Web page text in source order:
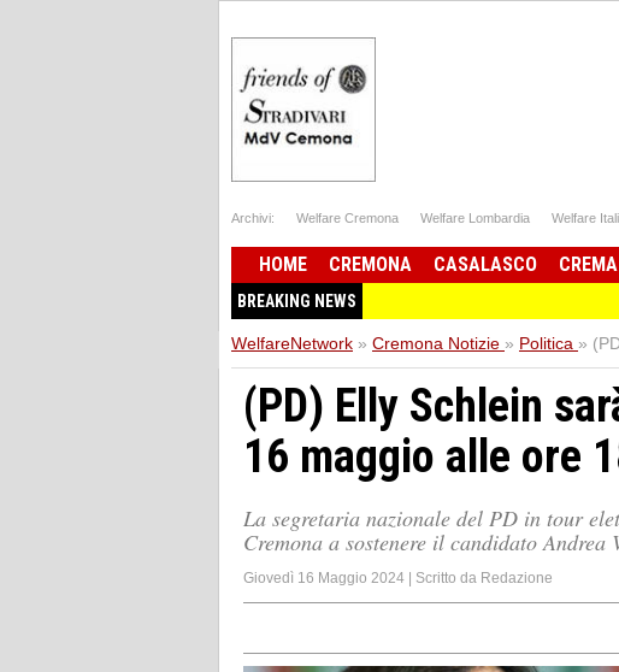
Archivi: Welfare Cremona Welfare Lombardia Welfare
HOME CREMONA CASALASCO CREMA
BREAKING NEWS
WelfareNetwork » Cremona Notizie » Politica »
(PD) Elly Schlein
16 maggio alle ore
La segretaria nazionale del PD in tour
Cremona a sostenere il candidato
Giovedì 16 Maggio 2024 | Scritto da Redazione